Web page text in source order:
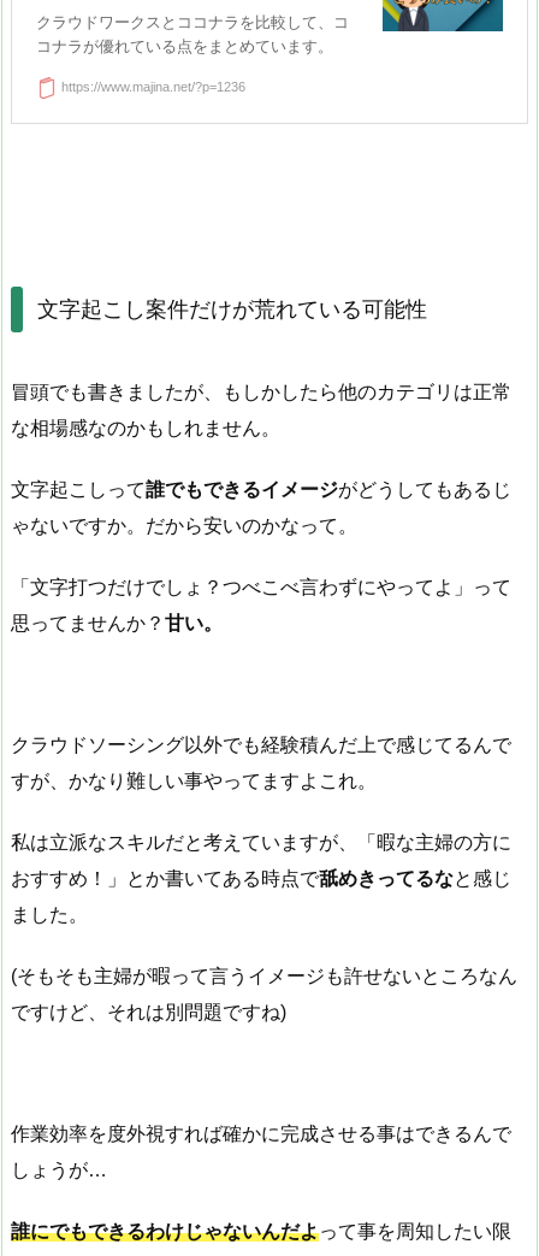
クラウドワークスとココナラを比較して、コ
コナラが優れている点をまとめています。
https://www.majina.net/?p=1236
文字起こし案件だけが荒れている可能性
冒頭でも書きましたが、もしかしたら他のカテゴリは正常
な相場感なのかもしれません。
文字起こしって誰でもできるイメージがどうしてもあるじ
ゃないですか。だから安いのかなって。
「文字打つだけでしょ？つべこべ言わずにやってよ」って
思ってませんか？ 甘い。
クラウドソーシング以外でも経験積んだ上で感じてるんで
すが、かなり難しい事やってますよこれ。
私は立派なスキルだと考えていますが、「暇な主婦の方に
おすすめ！」とか書いてある時点で舐めきってるなと感じ
ました。
(そもそも主婦が暇って言うイメージも許せないところなん
ですけど、それは別問題ですね)
作業効率を度外視すれば確かに完成させる事はできるんで
しょうが…
誰にでもできるわけじゃないんだよって事を周知したい限